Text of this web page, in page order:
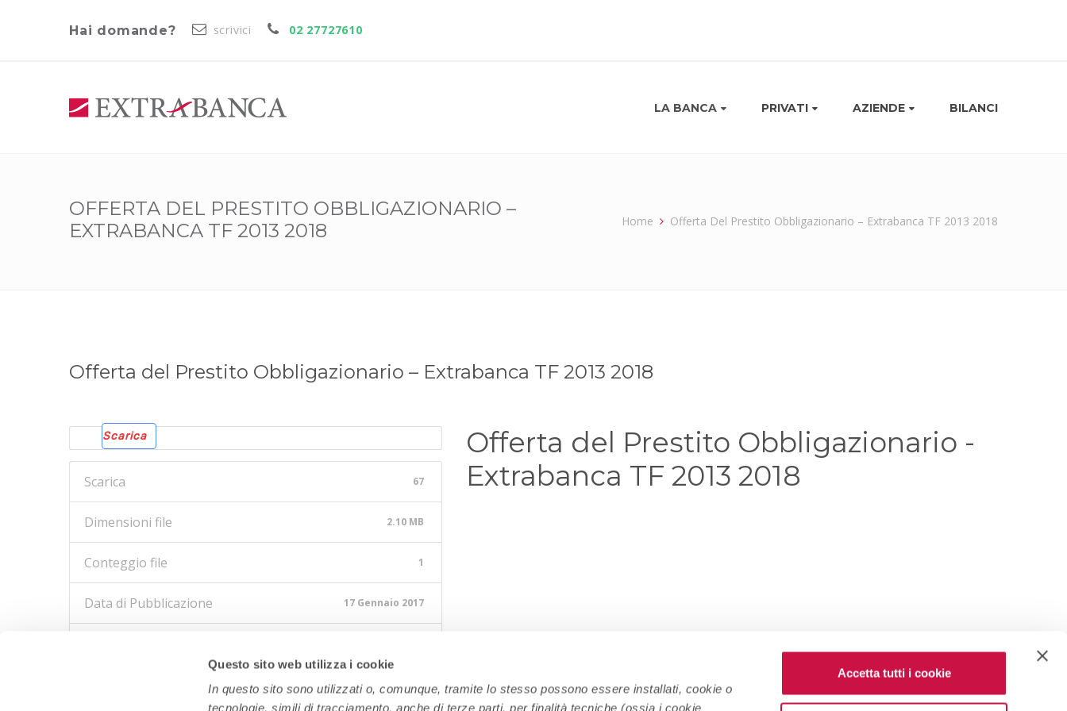
Questo sito web utilizza i cookie
In questo sito sono utilizzati o, comunque, tramite lo stesso possono essere installati, cookie o
tecnologie, simili di tracciamento, anche di terze parti, per finalità tecniche (ossia i cookie
Accetta tutti i cookie
Hai domande? scrivici 02 27727610
LA BANCA PRIVATI AZIENDE BILANCI
OFFERTA DEL PRESTITO OBBLIGAZIONARIO –
EXTRABANCA TF 2013 2018
Home Offerta Del Prestito Obbligazionario – Extrabanca TF 2013 2018
Offerta del Prestito Obbligazionario – Extrabanca TF 2013 2018
Scarica
Scarica 67
Dimensioni file 2.10 MB
Conteggio file 1
Data di Pubblicazione 17 Gennaio 2017
Offerta del Prestito Obbligazionario -
Extrabanca TF 2013 2018